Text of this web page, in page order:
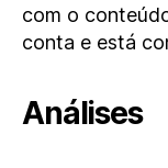
com o
conta e está
Análises